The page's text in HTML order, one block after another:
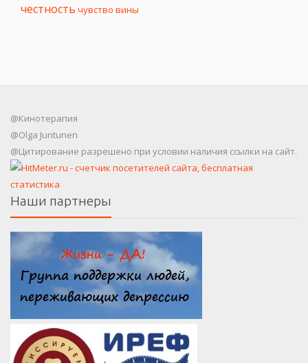
честность чувство вины
@Кинотерапия
@Olga Juntunen
@Цитирование разрешено при условии наличия ссылки на сайт.
Наши партнеры